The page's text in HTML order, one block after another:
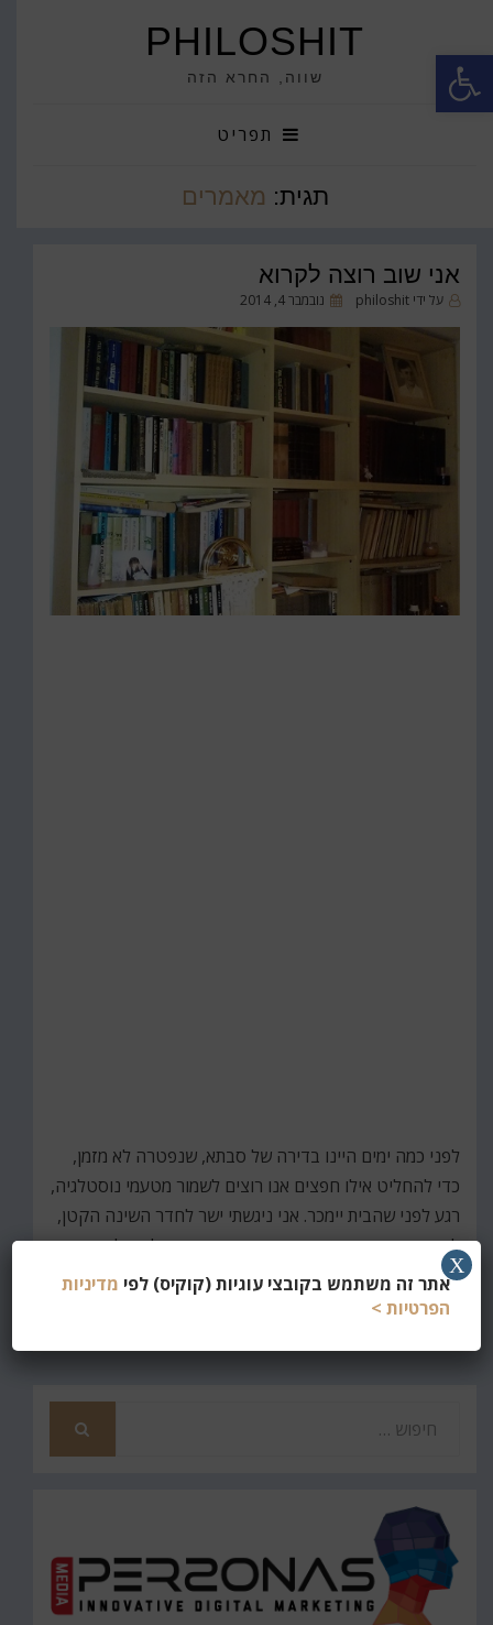
פתח סרגל נגישות PHILOSHIT
שווה, החרא הזה
תפריט
תגית: מאמרים
אני שוב רוצה לקרוא
על ידי philoshit
פורסםנובמבר 4, 2014
לפני כמה ימים היינו בדירה של סבתא, שנפטרה לא מזמן,
כדי להחליט אילו חפצים אנו רוצים לשמור מטעמי נוסטלגיה,
רגע לפני שהבית יימכר. אני ניגשתי ישר לחדר השינה הקטן,
ליד המרפסת, והבטתי בגעגוע בספרייה הגדולה של סבא
וסבתא, שמכסה קיר…
קרא עוד
אתר זה משתמש בקובצי עוגיות (קוקיס) לפי מדיניות
הפרטיות >
X